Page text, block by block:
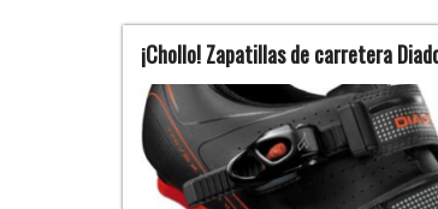
¡Chollo! Zapatillas de carretera